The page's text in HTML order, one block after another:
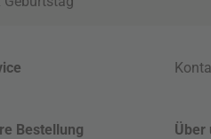
Bestellung Über